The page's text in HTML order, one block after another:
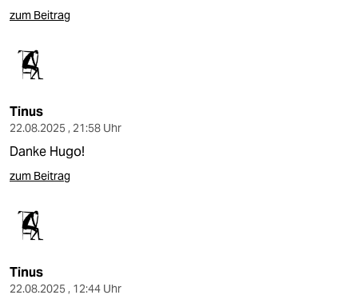
zum Beitrag
Tinus
22.08.2025 , 21:58 Uhr
Danke Hugo!
zum Beitrag
Tinus
22.08.2025 , 12:44 Uhr